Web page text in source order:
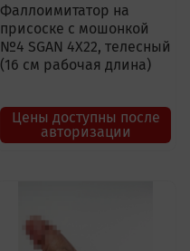
Фаллоимитатор на
присоске с мошонкой
№4 SGAN 4X22, телесный
(16 см рабочая длина)
Цены доступны после
авторизации